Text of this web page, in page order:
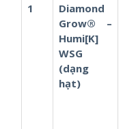
1
Diamond
Grow® –
Humi[K]
WSG
(dạng
hạt)